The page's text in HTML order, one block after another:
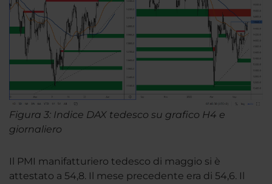
Figura 3: Indice DAX tedesco su grafico H4 e
giornaliero
Il PMI manifatturiero tedesco di maggio si è
attestato a 54,8. Il mese precedente era di 54,6. Il